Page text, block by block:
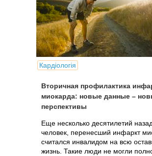
Кардіологія
Вторичная профилактика
миокарда: новые данные –
перспективы
Еще несколько десятилетий назад
человек, перенесший инфаркт
считался инвалидом на всю
жизнь. Такие люди не могли